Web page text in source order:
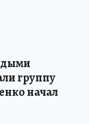
группу
начал